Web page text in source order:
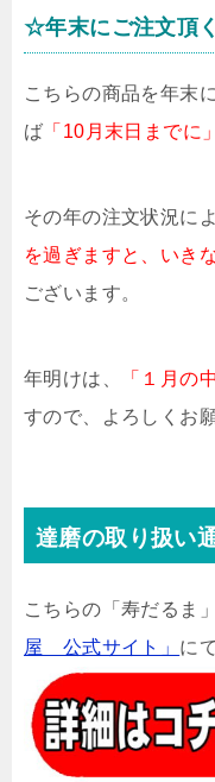
☆年末にご注文頂
こちらの商品を年末
ば 「10月末日までに」
その年の注文状況に
を過ぎますと、いき
ございます。
年明けは、 「１月の
すので、よろしくお
達磨の取り扱い
こちらの「寿だるま
屋 公式サイト」 に